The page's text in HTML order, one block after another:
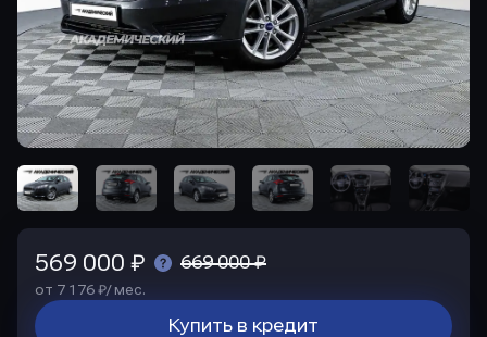
569 000 ₽ 669 000 ₽
от 7 176 ₽/ мес.
Купить в кредит